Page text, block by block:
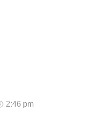
2:46 pm